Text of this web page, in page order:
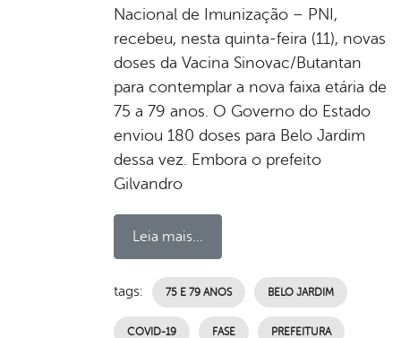
Nacional de Imunização – PNI,
recebeu, nesta quinta-feira (11), novas
doses da Vacina Sinovac/Butantan
para contemplar a nova faixa etária de
75 a 79 anos. O Governo do Estado
enviou 180 doses para Belo Jardim
dessa vez. Embora o prefeito
Gilvandro
Leia mais...
tags: 75 E 79 ANOS BELO JARDIM
COVID-19 FASE PREFEITURA